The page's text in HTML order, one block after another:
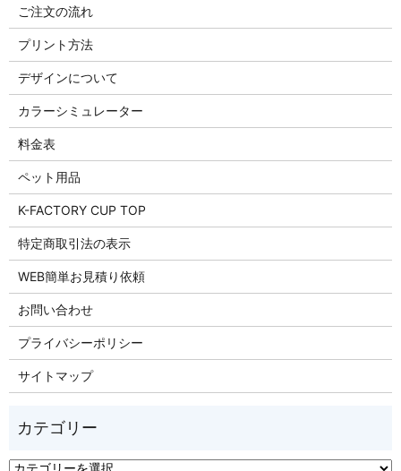
ご注文の流れ
プリント方法
デザインについて
カラーシミュレーター
料金表
ペット用品
K-FACTORY CUP TOP
特定商取引法の表示
WEB簡単お見積り依頼
お問い合わせ
プライバシーポリシー
サイトマップ